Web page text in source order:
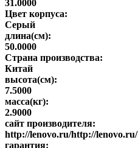
31.0000
Цвет корпуса:
Серый
длина(см):
50.0000
Страна производства:
Китай
высота(см):
7.5000
масса(кг):
2.9000
сайт производителя:
http://lenovo.ru/http://lenovo.ru/
гарантия: